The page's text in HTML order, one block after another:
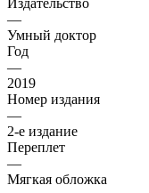
—
Умный доктор
Год
—
2019
Номер издания
—
2-е издание
Переплет
—
Мягкая обложка